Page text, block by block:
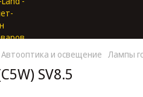
Автооптика и освещение Лампы
SV8.5